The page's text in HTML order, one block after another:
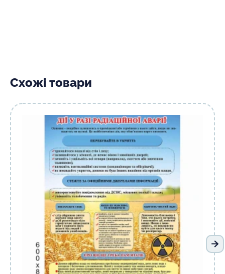
Схожі товари